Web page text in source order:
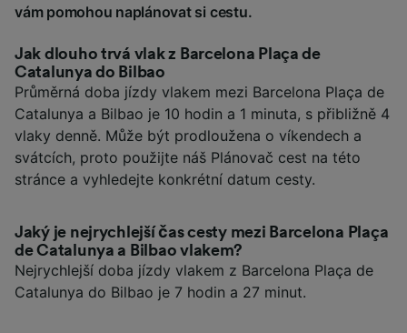
vám pomohou naplánovat si cestu.
Jak dlouho trvá vlak z Barcelona Plaça de
Catalunya do Bilbao
Průměrná doba jízdy vlakem mezi Barcelona Plaça de
Catalunya a Bilbao je 10 hodin a 1 minuta, s přibližně 4
vlaky denně. Může být prodloužena o víkendech a
svátcích, proto použijte náš Plánovač cest na této
stránce a vyhledejte konkrétní datum cesty.
Jaký je nejrychlejší čas cesty mezi Barcelona Plaça
de Catalunya a Bilbao vlakem?
Nejrychlejší doba jízdy vlakem z Barcelona Plaça de
Catalunya do Bilbao je 7 hodin a 27 minut.